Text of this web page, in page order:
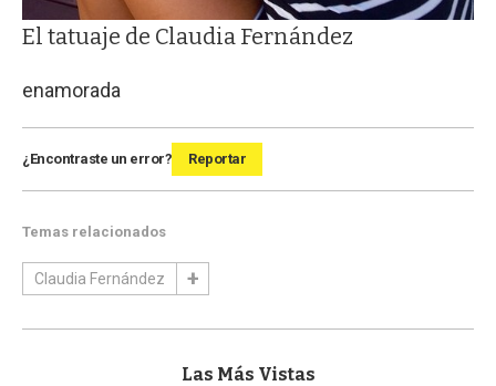
El tatuaje de Claudia Fernández
enamorada
¿Encontraste un error? Reportar
Temas relacionados
Claudia Fernández
Las Más Vistas